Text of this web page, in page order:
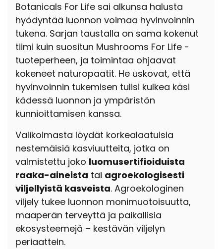
Botanicals For Life sai alkunsa halusta
hyödyntää luonnon voimaa hyvinvoinnin
tukena. Sarjan taustalla on sama kokenut
tiimi kuin suositun Mushrooms For Life -
tuoteperheen, ja toimintaa ohjaavat
kokeneet naturopaatit. He uskovat, että
hyvinvoinnin tukemisen tulisi kulkea käsi
kädessä luonnon ja ympäristön
kunnioittamisen kanssa.
Valikoimasta löydät korkealaatuisia
nestemäisiä kasviuutteita, jotka on
valmistettu joko luomusertifioiduista
raaka-aineista tai agroekologisesti
viljellyistä kasveista. Agroekologinen
viljely tukee luonnon monimuotoisuutta,
maaperän terveyttä ja paikallisia
ekosysteemejä – kestävän viljelyn
periaattein.